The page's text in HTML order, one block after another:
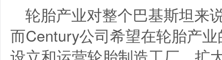
轮胎产业对整个巴基斯坦来
而Century公司希望在轮胎产